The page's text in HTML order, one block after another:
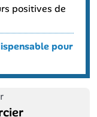
positives de
pour